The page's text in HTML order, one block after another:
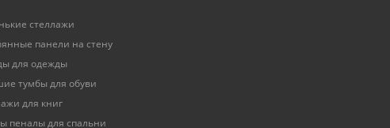
стеллажи
панели на стену
для одежды
тумбы для обуви
для книг
пеналы для спальни